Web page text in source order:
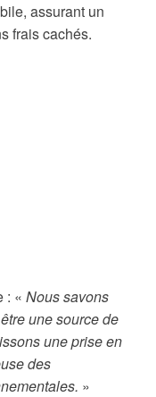
assurant un
frais cachés.
: « Nous savons
une source de
une prise en
des
»